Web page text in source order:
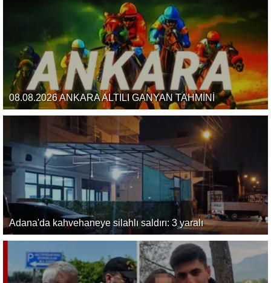
08.08.2026 ANKARA ALTILI GANYAN TAHMİNİ
Adana'da kahvehaneye silahlı saldırı: 3 yaralı